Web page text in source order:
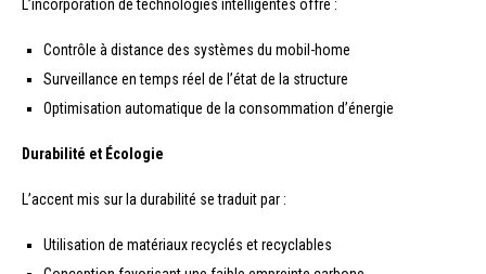
L’incorporation de technologies intelligentes offre :
Contrôle à distance des systèmes du mobil-home
Surveillance en temps réel de l’état de la structure
Optimisation automatique de la consommation d’énergie
Durabilité et Écologie
L’accent mis sur la durabilité se traduit par :
Utilisation de matériaux recyclés et recyclables